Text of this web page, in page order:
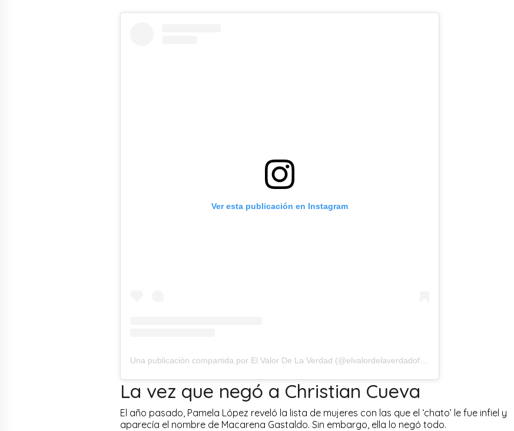
Ver esta publicación en Instagram
La vez que negó a Christian Cueva
El año pasado, Pamela López reveló la lista de mujeres con las que el ‘chato’ le fue infiel y
aparecía el nombre de Macarena Gastaldo. Sin embargo, ella lo negó todo.